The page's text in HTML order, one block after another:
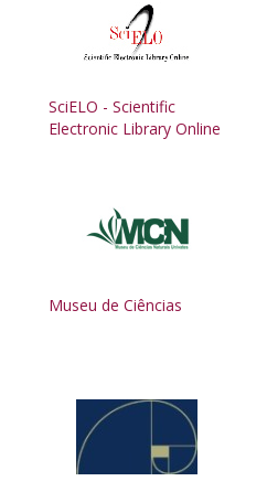
SciELO - Scientific
Electronic Library Online
Museu de Ciências